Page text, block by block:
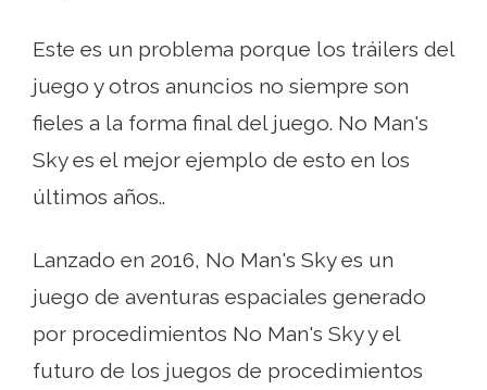
Este es un problema porque los tráilers del
juego y otros anuncios no siempre son
fieles a la forma final del juego. No Man's
Sky es el mejor ejemplo de esto en los
últimos años..
Lanzado en 2016, No Man's Sky es un
juego de aventuras espaciales generado
por procedimientos No Man's Sky y el
futuro de los juegos de procedimientos